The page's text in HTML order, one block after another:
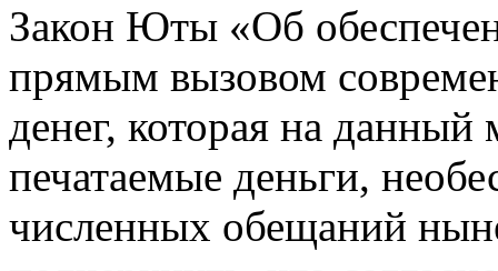
Закон Юты «Об
прямым вызовом
денег, которая на данный
печатаемые деньги,
численных обещаний